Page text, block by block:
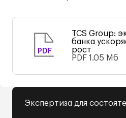
PDF
TCS Group:
банка
рост
PDF 1.05 Мб
Экспертиза для